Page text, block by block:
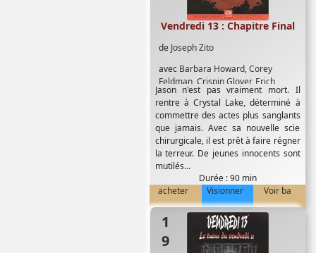
de Joseph Zito
avec Barbara Howard,Corey
Feldman, Crispin Glover, Erich
Anderson, Joan Freeman,Kimberley
Beck, Peter Barton
Vendredi 13 : Chapitre Final
Jason n'est pas vraiment mort. Il
rentre à Crystal Lake, déterminé à
commettre des actes plus sanglants
que jamais. Avec sa nouvelle scie
chirurgicale, il est prêt à faire régner
la terreur. De jeunes innocents sont
mutilés...
Durée : 90 min
acheter
Visionner Voir ba